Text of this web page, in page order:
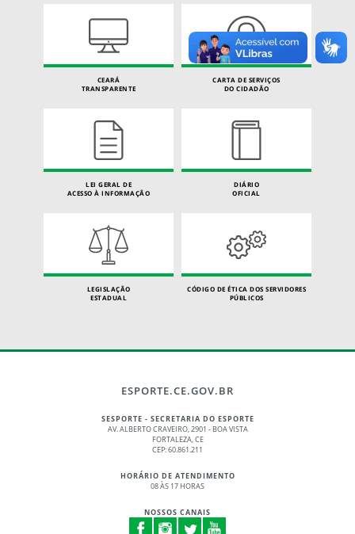
CEARÁ
TRANSPARENTE
CARTA DE SERVIÇOS
DO CIDADÃO
LEI GERAL DE
ACESSO À INFORMAÇÃO
DIÁRIO
OFICIAL
LEGISLAÇÃO
ESTADUAL
CÓDIGO DE ÉTICA DOS SERVIDORES
PÚBLICOS
ESPORTE.CE.GOV.BR
SESPORTE - SECRETARIA DO ESPORTE
AV. ALBERTO CRAVEIRO, 2901 - BOA VISTA
FORTALEZA, CE
CEP: 60.861.211
HORÁRIO DE ATENDIMENTO
08 ÀS 17 HORAS
NOSSOS CANAIS